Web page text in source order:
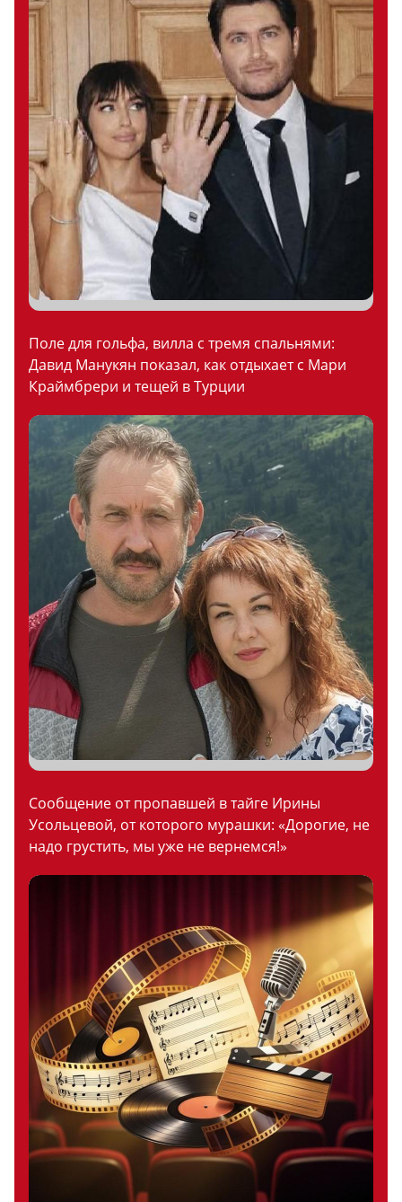
Поле для гольфа, вилла с тремя спальнями:
Давид Манукян показал, как отдыхает с Мари
Краймбрери и тещей в Турции
Сообщение от пропавшей в тайге Ирины
Усольцевой, от которого мурашки: «Дорогие, не
надо грустить, мы уже не вернемся!»